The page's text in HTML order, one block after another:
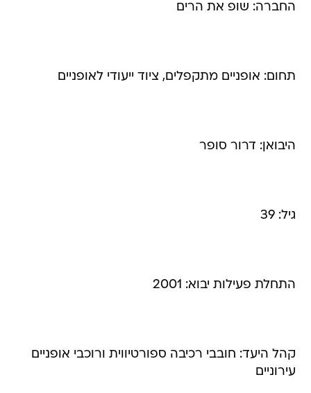
החברה: שופ את הרים
תחום: אופניים מתקפלים, ציוד ייעודי לאופניים
היבואן: דרור סופר
גיל: 39
התחלת פעילות יבוא: 2001
קהל היעד: חובבי רכיבה ספורטיווית ורוכבי אופניים
עירוניים